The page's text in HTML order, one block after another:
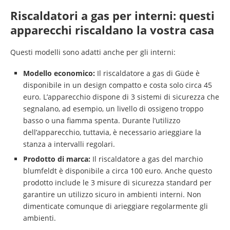
Riscaldatori a gas per interni: questi
apparecchi riscaldano la vostra casa
Questi modelli sono adatti anche per gli interni:
Modello economico: Il riscaldatore a gas di Güde è
disponibile in un design compatto e costa solo circa 45
euro. L’apparecchio dispone di 3 sistemi di sicurezza che
segnalano, ad esempio, un livello di ossigeno troppo
basso o una fiamma spenta. Durante l’utilizzo
dell’apparecchio, tuttavia, è necessario arieggiare la
stanza a intervalli regolari.
Prodotto di marca: Il riscaldatore a gas del marchio
blumfeldt è disponibile a circa 100 euro. Anche questo
prodotto include le 3 misure di sicurezza standard per
garantire un utilizzo sicuro in ambienti interni. Non
dimenticate comunque di arieggiare regolarmente gli
ambienti.